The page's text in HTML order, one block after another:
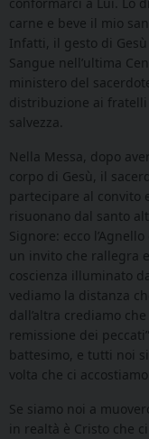
carne e beve il mio
Infatti, il gesto di
Sangue nell’ultima
ministero del
distribuzione ai fratelli
salvezza.
Nella Messa, dopo
corpo di Gesù, il
partecipare al convito
risuonano dal santo
Signore: ecco
un invito che rallegra
coscienza illuminato
vediamo la distanza
dall’altra crediamo
remissione dei
battesimo, e tutti noi
volta che ci
Se siamo noi a
in realtà è Cristo che